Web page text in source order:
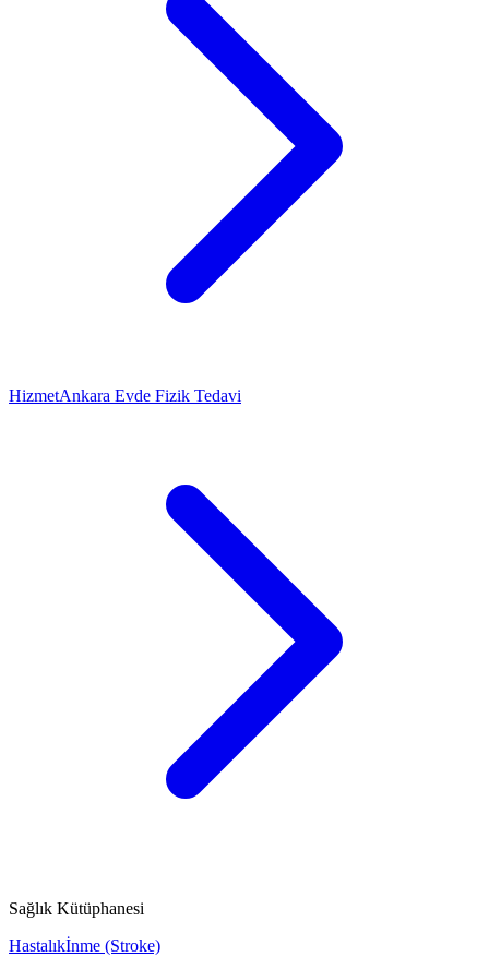
HizmetAnkara Evde Fizik Tedavi
Sağlık Kütüphanesi
Hastalıkİnme (Stroke)